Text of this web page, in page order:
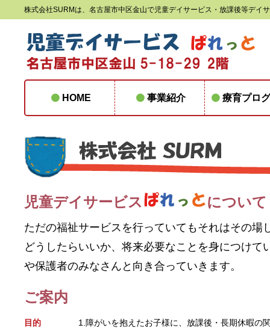
株式会社SURMは、名古屋市中区金山で児童デイサービス・放課後等デイ
HOME 事業紹介 療育プロ
児童デイサービス について
ただの福祉サービスを行っていてもそれはその
どうしたらいいか、将来必要なことを身につけ
や保護者のみなさんと向き合っていきます。
ご案内
目的
1.障がいを抱えたお子様に、放課後・長期休暇の